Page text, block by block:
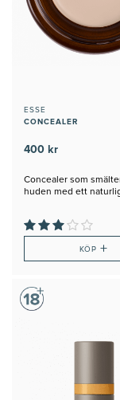
ESSE
CONCEALER
400 kr
Concealer som
huden med ett
KÖP+